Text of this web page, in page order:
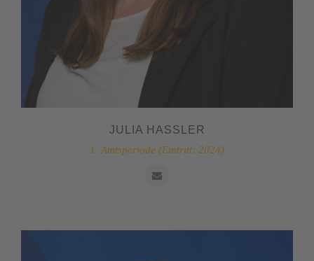
JULIA HASSLER
1. Amtsperiode (Eintritt: 2024)